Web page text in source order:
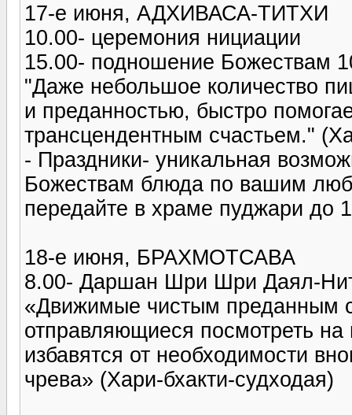
17-е июня, АДХИВАСА-ТИТХИ
10.00- церемония нициации
15.00- подношение Божествам
"Даже небольшое количество
и преданностью, быстро
трансцендентным счастьем."
- Праздники- уникальная
Божествам блюда по вашим
передайте в храме пуджари до
18-е июня, БРАХМОТСАВА
8.00- Даршан Шри Шри Даял-
«Движимые чистым преданным
отправляющиеся посмотреть
избавятся от необходимости
чрева» (Хари-бхакти-судходая)